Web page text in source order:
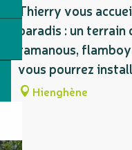
Thierry vous
paradis : un terrain
tamanous,
vous pourrez
Hienghène